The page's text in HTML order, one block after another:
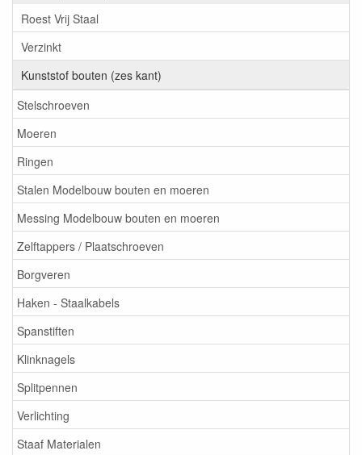
Roest Vrij Staal
Verzinkt
Kunststof bouten (zes kant)
Stelschroeven
Moeren
Ringen
Stalen Modelbouw bouten en moeren
Messing Modelbouw bouten en moeren
Zelftappers / Plaatschroeven
Borgveren
Haken - Staalkabels
Spanstiften
Klinknagels
Splitpennen
Verlichting
Staaf Materialen